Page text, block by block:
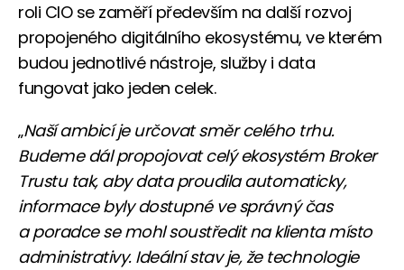
roli CIO se zaměří především na další rozvoj
propojeného digitálního ekosystému, ve kterém
budou jednotlivé nástroje, služby i data
fungovat jako jeden celek.
„Naší ambicí je určovat směr celého trhu.
Budeme dál propojovat celý ekosystém Broker
Trustu tak, aby data proudila automaticky,
informace byly dostupné ve správný čas
a poradce se mohl soustředit na klienta místo
administrativy. Ideální stav je, že technologie